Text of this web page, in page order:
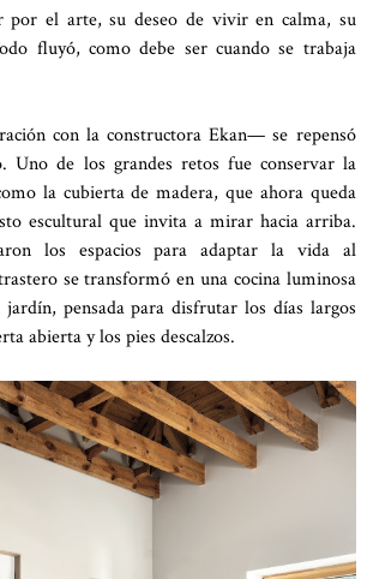
por el arte, su deseo de vivir en calma, su
fluyó, como debe ser cuando se trabaja
con la constructora Ekan— se repensó
Uno de los grandes retos fue conservar la
la cubierta de madera, que ahora queda
escultural que invita a mirar hacia arriba.
los espacios para adaptar la vida al
se transformó en una cocina luminosa
pensada para disfrutar los días largos
abierta y los pies descalzos.